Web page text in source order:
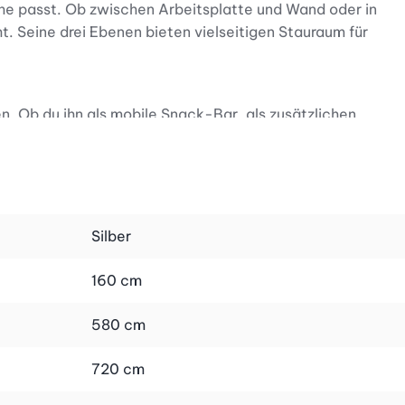
passt. Ob zwischen Arbeitsplatte und Wand oder in
Seine drei Ebenen bieten vielseitigen Stauraum für
Ob du ihn als mobile Snack-Bar, als zusätzlichen
tragen auch schwerere Gegenstände ohne
zusätzlichen Stauraum, ordnet deine Utensilien
Silber
160 cm
580 cm
720 cm